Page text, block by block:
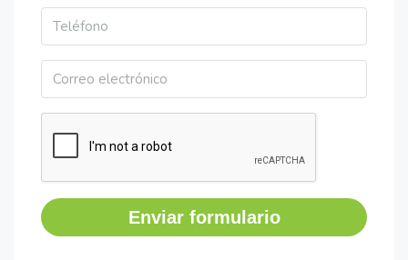
Enviar formulario